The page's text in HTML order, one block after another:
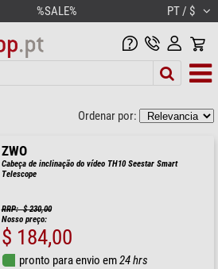
%SALE% PT / $
Ordenar por:
ZWO
Cabeça de inclinação do vídeo TH10 Seestar Smart
Telescope
RRP: $ 230,00
Nosso preço:
$ 184,00
pronto para envio em24 hrs